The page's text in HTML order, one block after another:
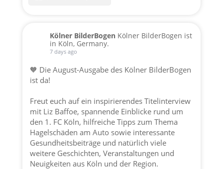
Kölner BilderBogen Kölner BilderBogen ist
in Köln, Germany.
7 days ago
🧡 Die August-Ausgabe des Kölner BilderBogen
ist da!
Freut euch auf ein inspirierendes Titelinterview
mit Liz Baffoe, spannende Einblicke rund um
den 1. FC Köln, hilfreiche Tipps zum Thema
Hagelschäden am Auto sowie interessante
Gesundheitsbeiträge und natürlich viele
weitere Geschichten, Veranstaltungen und
Neuigkeiten aus Köln und der Region.